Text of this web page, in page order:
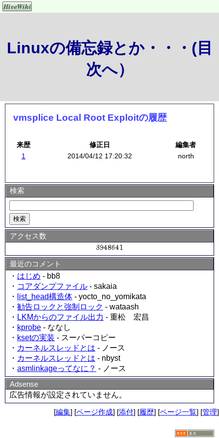
Linuxの備忘録とか・・・(目
次へ）
vmsplice Local Root Exploitの履歴
来歴 修正日
編集者
1
2014/04/12 17:20:32 north
検索
アクセス数
最近のコメント
・ はじめ - bb8
・ コアダンプファイル - sakaia
・
list_head構造体 - yocto_no_yomikata
・ 勧告ロックと強制ロック - wataash
・ LKMからのファイル出力 - 重松 宏昌
・ kprobe - ななし
・ ksetの実装 - スーパーコピー
・ カーネルスレッドとは - ノース
・ カーネルスレッドとは - nbyst
・ asmlinkageってなに？ - ノース
Adsense
広告情報が設定されていません。
[編集] [ページ作成] [添付] [履歴] [ページ一覧] [管理]